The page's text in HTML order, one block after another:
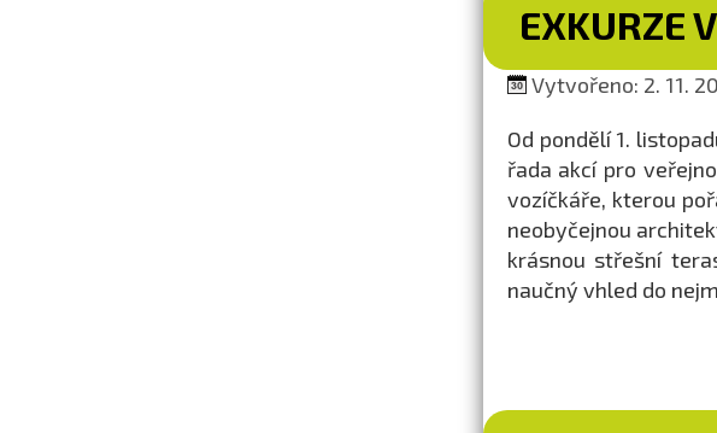
EXKURZE
Vytvořeno: 2. 11.
Od pondělí 1.
řada akcí pro
vozíčkáře, kterou
neobyčejnou
krásnou střešní
naučný vhled do